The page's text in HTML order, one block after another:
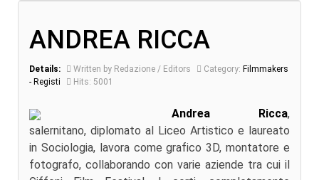
ANDREA RICCA
Details: Written by Redazione / Editors Category: Filmmakers
- Registi
Hits: 5001
Andrea Ricca,
salernitano, diplomato al Liceo Artistico e laureato
in Sociologia, lavora come grafico 3D, montatore e
fotografo, collaborando con varie aziende tra cui il